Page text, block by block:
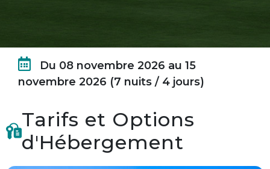
Du 08 novembre 2026 au 15
novembre 2026 (7 nuits / 4 jours)
Tarifs et Options
d'Hébergement